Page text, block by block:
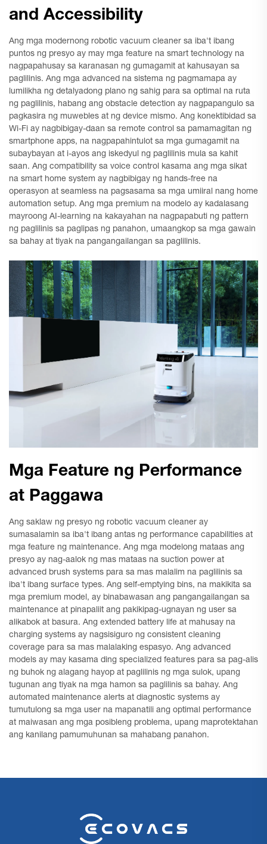
and Accessibility
Ang mga modernong robotic vacuum cleaner sa iba't ibang
puntos ng presyo ay may mga feature na smart technology na
nagpapahusay sa karanasan ng gumagamit at kahusayan sa
paglilinis. Ang mga advanced na sistema ng pagmamapa ay
lumilikha ng detalyadong plano ng sahig para sa optimal na ruta
ng paglilinis, habang ang obstacle detection ay nagpapangulo sa
pagkasira ng muwebles at ng device mismo. Ang konektibidad sa
Wi-Fi ay nagbibigay-daan sa remote control sa pamamagitan ng
smartphone apps, na nagpapahintulot sa mga gumagamit na
subaybayan at i-ayos ang iskedyul ng paglilinis mula sa kahit
saan. Ang compatibility sa voice control kasama ang mga sikat
na smart home system ay nagbibigay ng hands-free na
operasyon at seamless na pagsasama sa mga umiiral nang home
automation setup. Ang mga premium na modelo ay kadalasang
mayroong AI-learning na kakayahan na nagpapabuti ng pattern
ng paglilinis sa paglipas ng panahon, umaangkop sa mga gawain
sa bahay at tiyak na pangangailangan sa paglilinis.
Mga Feature ng Performance
at Paggawa
Ang saklaw ng presyo ng robotic vacuum cleaner ay
sumasalamin sa iba't ibang antas ng performance capabilities at
mga feature ng maintenance. Ang mga modelong mataas ang
presyo ay nag-aalok ng mas mataas na suction power at
advanced brush systems para sa mas malalim na paglilinis sa
iba't ibang surface types. Ang self-emptying bins, na makikita sa
mga premium model, ay binabawasan ang pangangailangan sa
maintenance at pinapaliit ang pakikipag-ugnayan ng user sa
alikabok at basura. Ang extended battery life at mahusay na
charging systems ay nagsisiguro ng consistent cleaning
coverage para sa mas malalaking espasyo. Ang advanced
models ay may kasama ding specialized features para sa pag-alis
ng buhok ng alagang hayop at paglilinis ng mga sulok, upang
tugunan ang tiyak na mga hamon sa paglilinis sa bahay. Ang
automated maintenance alerts at diagnostic systems ay
tumutulong sa mga user na mapanatili ang optimal performance
at maiwasan ang mga posibleng problema, upang maprotektahan
ang kanilang pamumuhunan sa mahabang panahon.